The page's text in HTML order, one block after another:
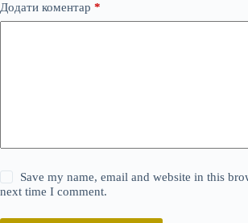
Додати коментар *
Save my name, email and website in this
next time I comment.